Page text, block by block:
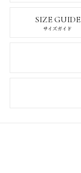
SIZE GUIDE
サイズガイド